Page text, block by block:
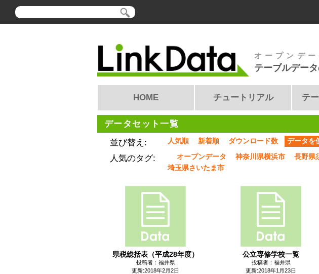
オープンデ
テーブルデー
HOME チュートリアル テ
データセット一覧
並び替え: 人気順 新着順 ダウンロード数 データを
人気のタグ: オープンデータ 神奈川県横浜市 長野県
埼玉県さいたま市
県税総括表（平成28年度）
投稿者：福井県
更新:2018年2月2日
公立専修学校一覧
投稿者：福井県
更新:2018年1月23日